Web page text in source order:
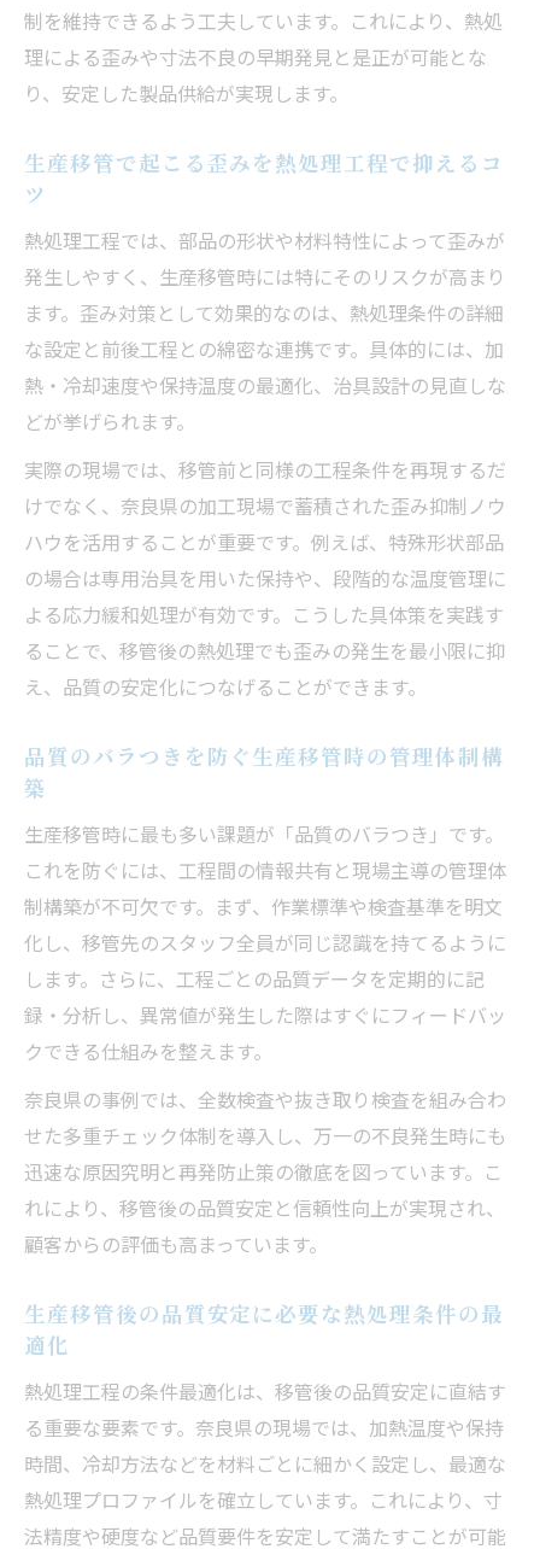
生産移管時に起きやすい品質ばらつき解消のヒ
ント
生産移管による品質ばらつきを防ぐ管理方
熱処理工程で品質ばらつきを抑えるチェッ
生産移管現場で実践される品質安定へのア
プローチ
品質のバラつき改善に役立つ工程間連携の
秘訣
生産移管の失敗を防ぐ品質安定の見える化
手法
熱処理工程の歪み抑制が安定品質へ導く理由と
は
生産移管で重視したい熱処理歪み抑制のポ
イント
熱処理で生じる歪みを抑え安定品質を保つ
る理由
る方法
生産移管の安定品質に不可欠な歪み抑制技
術
工程間連携が生み出す生産移管後の品質向上策
生産移管後の品質安定を支える工程間連携
の重要性
熱処理と各工程の連携で品質ばらつきを最
小限に
生産移管時の工程間連携が生む品質向上の
実践例
歪み対策を強化する工程間連携の進め方
生産移管で工程間誤差を防ぐ連携管理のコ
現場で活きる管理手法が生む信頼の品質安定
熱処理現場で導入した品質安定化の実践手
法
生産移管で信頼を生む現場主導の管理ノウ
制を維持できるよう工夫しています。これにより、熱処
理による歪みや寸法不良の早期発見と是正が可能とな
り、安定した製品供給が実現します。
生産移管で起こる歪みを熱処理工程で抑えるコ
ツ
熱処理工程では、部品の形状や材料特性によって歪みが
発生しやすく、生産移管時には特にそのリスクが高まり
ます。歪み対策として効果的なのは、熱処理条件の詳細
な設定と前後工程との綿密な連携です。具体的には、加
熱・冷却速度や保持温度の最適化、治具設計の見直しな
どが挙げられます。
実際の現場では、移管前と同様の工程条件を再現するだ
けでなく、奈良県の加工現場で蓄積された歪み抑制ノウ
ハウを活用することが重要です。例えば、特殊形状部品
の場合は専用治具を用いた保持や、段階的な温度管理に
よる応力緩和処理が有効です。こうした具体策を実践す
ることで、移管後の熱処理でも歪みの発生を最小限に抑
え、品質の安定化につなげることができます。
品質のバラつきを防ぐ生産移管時の管理体制構
築
生産移管時に最も多い課題が「品質のバラつき」です。
これを防ぐには、工程間の情報共有と現場主導の管理体
制構築が不可欠です。まず、作業標準や検査基準を明文
化し、移管先のスタッフ全員が同じ認識を持てるように
します。さらに、工程ごとの品質データを定期的に記
録・分析し、異常値が発生した際はすぐにフィードバッ
クできる仕組みを整えます。
奈良県の事例では、全数検査や抜き取り検査を組み合わ
せた多重チェック体制を導入し、万一の不良発生時にも
迅速な原因究明と再発防止策の徹底を図っています。こ
れにより、移管後の品質安定と信頼性向上が実現され、
顧客からの評価も高まっています。
生産移管後の品質安定に必要な熱処理条件の最
適化
熱処理工程の条件最適化は、移管後の品質安定に直結す
る重要な要素です。奈良県の現場では、加熱温度や保持
時間、冷却方法などを材料ごとに細かく設定し、最適な
熱処理プロファイルを確立しています。これにより、寸
法精度や硬度など品質要件を安定して満たすことが可能